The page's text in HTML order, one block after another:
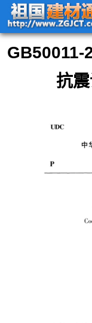
首
页
工程清单图集GB规
范
GB50011-
抗